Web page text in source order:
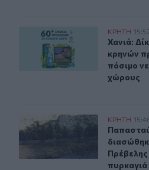
Χανιά: Δίκτυο 62 ΚΡΗΤΗ
Χανιά:
Χανιά:
κρηνών
πόσιμο
χώρους
Παπασταύρου: ΣχεδόνΚΡΗΤΗ
πυρκαγιά